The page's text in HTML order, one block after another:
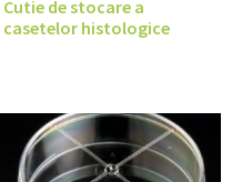
Cutie de stocare a
casetelor histologice